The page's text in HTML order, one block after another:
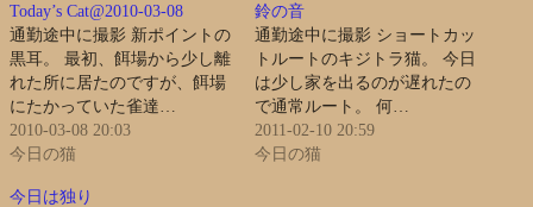
Today’s Cat@2010-03-08
通勤途中に撮影 新ポイントの
黒耳。 最初、餌場から少し離
れた所に居たのですが、餌場
にたかっていた雀達…
2010-03-08 20:03
今日の猫
鈴の音
通勤途中に撮影 ショートカッ
トルートのキジトラ猫。 今日
は少し家を出るのが遅れたの
で通常ルート。 何…
2011-02-10 20:59
今日の猫
今日は独り